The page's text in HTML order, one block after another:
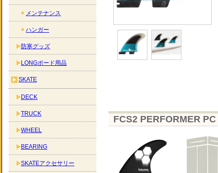
FCS2 PERFORMER
メンテナンス
ハンガー
防寒グッズ
LONGボード用品
SKATE
DECK
TRUCK
WHEEL
BEARING
SKATEアクセサリー